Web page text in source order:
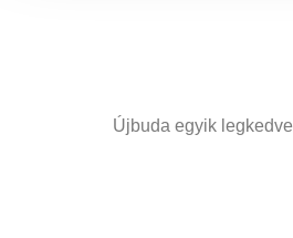
Újbuda egyik